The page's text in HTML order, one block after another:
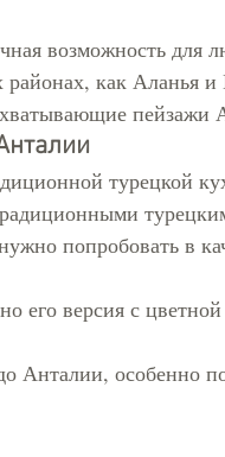
возможность для
как Аланья
пейзажи
турецкой
попробовать в
его версия с
Анталии, особенно